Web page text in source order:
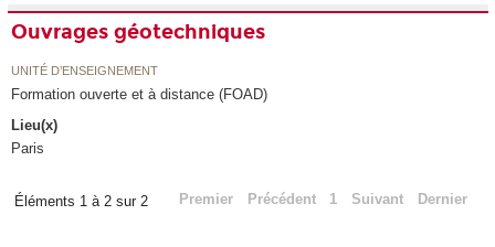
Ouvrages géotechniques
UNITÉ D’ENSEIGNEMENT
Formation ouverte et à distance (FOAD)
Lieu(x)
Paris
Éléments 1 à 2 sur 2 Premier Précédent 1 Suivant Dernier